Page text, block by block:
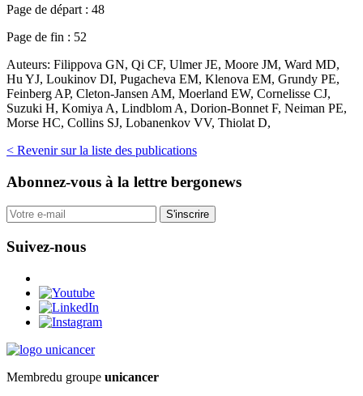
Page de départ : 48
Page de fin : 52
Auteurs: Filippova GN, Qi CF, Ulmer JE, Moore JM, Ward MD,
Hu YJ, Loukinov DI, Pugacheva EM, Klenova EM, Grundy PE,
Feinberg AP, Cleton-Jansen AM, Moerland EW, Cornelisse CJ,
Suzuki H, Komiya A, Lindblom A, Dorion-Bonnet F, Neiman PE,
Morse HC, Collins SJ, Lobanenkov VV, Thiolat D,
< Revenir sur la liste des publications
Abonnez-vous à la lettre bergonews
S'inscrire
Suivez-nous
Membredu groupe unicancer